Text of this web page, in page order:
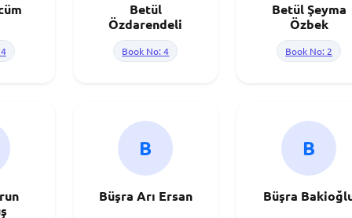
Betül
Özdarendeli
Book No: 4
Betül Şeyma
Özbek
Book No: 2
B
Büşra Arı Ersan
B
Büşra